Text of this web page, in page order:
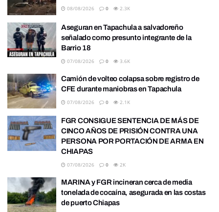
08/08/2026 0 2.3K
Aseguran en Tapachula a salvadoreño
señalado como presunto integrante de la
Barrio 18
07/08/2026 0 3.6K
Camión de volteo colapsa sobre registro de
CFE durante maniobras en Tapachula
07/08/2026 0 2.1K
FGR CONSIGUE SENTENCIA DE MÁS DE
CINCO AÑOS DE PRISIÓN CONTRA UNA
PERSONA POR PORTACIÓN DE ARMA EN
CHIAPAS
07/08/2026 0 2K
MARINA y FGR incineran cerca de media
tonelada de cocaína, asegurada en las costas
de puerto Chiapas